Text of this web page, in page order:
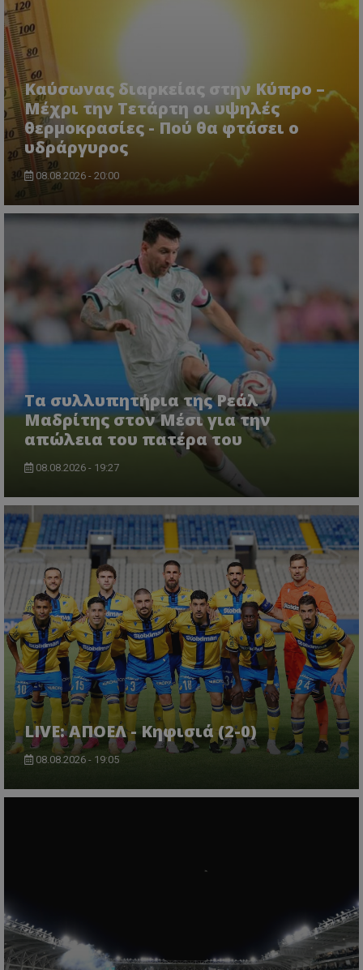
Καύσωνας διαρκείας στην Κύπρο –
Μέχρι την Τετάρτη οι υψηλές
θερμοκρασίες - Πού θα φτάσει ο
υδράργυρος
08.08.2026 - 20:00
Τα συλλυπητήρια της Ρεάλ
Μαδρίτης στον Μέσι για την
απώλεια του πατέρα του
08.08.2026 - 19:27
LIVE: ΑΠΟΕΛ - Κηφισιά (2-0)
08.08.2026 - 19:05